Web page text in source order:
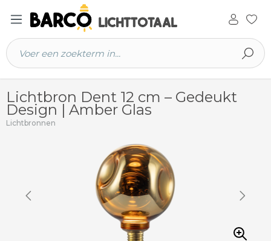
hoofdinhoud
Lichtbron Dent 12 cm – Gedeukt
Design | Amber Glas
Lichtbronnen